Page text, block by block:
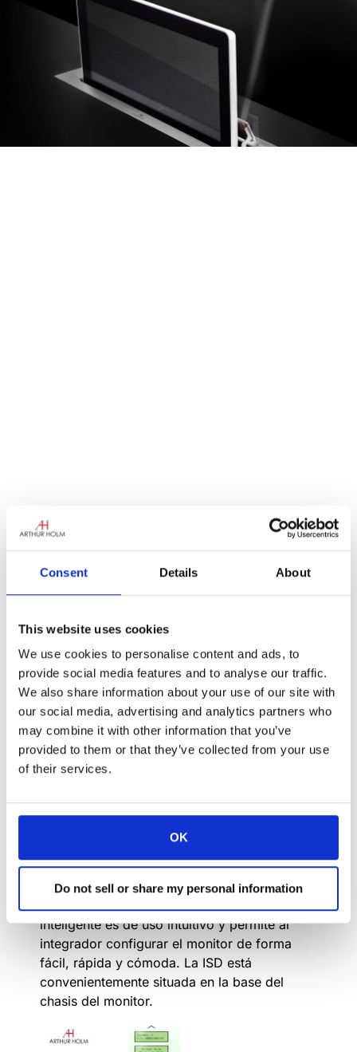
Consent Details About
This website uses cookies
We use cookies to personalise content and ads, to
provide social media features and to analyse our traffic.
We also share information about your use of our site with
our social media, advertising and analytics partners who
may combine it with other information that you’ve
provided to them or that they’ve collected from your use
of their services.
OK
Do not sell or share my personal information
de productos fáciles de usar e intuitivos, y el
hecho de que los integradores quieren (¡y
merecen!) soluciones rápidas y sencillas para
la instalación, y para el mantenimiento una
vez terminado el proyecto.
Por eso hemos desarrollado algunas
funciones exclusivas, ¡que facilitan la vida de
todos!
que integra una intuitiva «Pantalla de
Configuración Interactiva» (ISD)?
Incluye una interfaz de usuario con pantalla
inteligente es de uso intuitivo y permite al
integrador configurar el monitor de forma
fácil, rápida y cómoda. La ISD está
convenientemente situada en la base del
chasis del monitor.